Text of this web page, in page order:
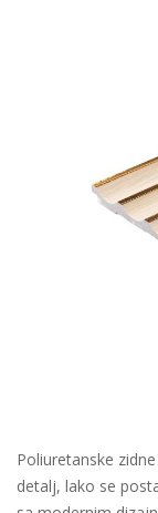
Poliuretanske
detalj, lako se